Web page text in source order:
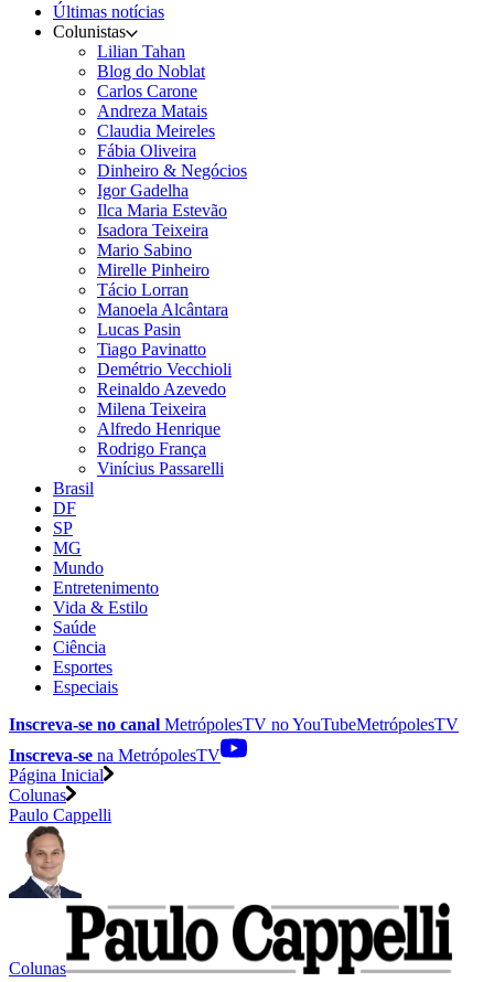
Últimas notícias
Colunistas
Lilian Tahan
Blog do Noblat
Carlos Carone
Andreza Matais
Claudia Meireles
Fábia Oliveira
Dinheiro & Negócios
Igor Gadelha
Ilca Maria Estevão
Isadora Teixeira
Mario Sabino
Mirelle Pinheiro
Tácio Lorran
Manoela Alcântara
Lucas Pasin
Tiago Pavinatto
Demétrio Vecchioli
Reinaldo Azevedo
Milena Teixeira
Alfredo Henrique
Rodrigo França
Vinícius Passarelli
Brasil
DF
SP
MG
Mundo
Entretenimento
Vida & Estilo
Saúde
Ciência
Esportes
Especiais
Inscreva-se no canal MetrópolesTV noYouTubeMetrópolesTV
Inscreva-se na MetrópolesTV
Página Inicial
Colunas
Paulo Cappelli
Colunas